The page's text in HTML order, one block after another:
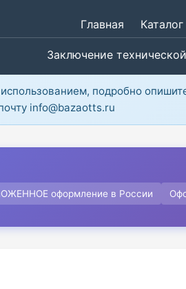
Главная Каталог
Заключение
подробно
info@bazaotts.ru
оформление в России